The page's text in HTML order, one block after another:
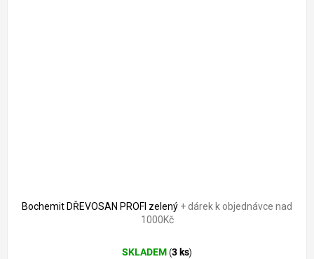
Bochemit DŘEVOSAN PROFI zelený + dárek k objednávce nad
1000Kč
SKLADEM (3 ks)